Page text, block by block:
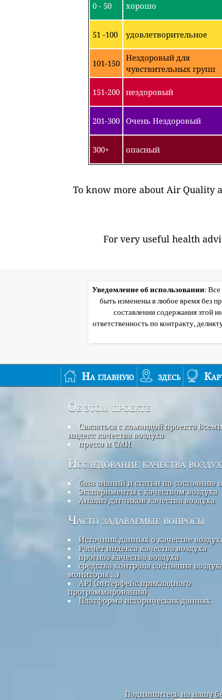
0 - 50 хорошо
51 -100 удовлетворительное
101-150
Нездоровый для
чувствительных групп
151-200 нездоровый
201-300 Очень Нездоровый
300+ опасный
To know more about Air Quality
For very useful health
Уведомление об использовании: Все
быть изменены в любое время без
составлении содержания этой
ответственность по контракту,
На главную здесь
Об этом проекте
Связаться с командой проекта
индекс качества воздуха
пресса и СМИ
Исследование качества
база знаний и статьи по состоянию
Эксперименты с качеством воздуха
Анализ датчиков качества воздуха
Часто задаваемые вопросы
Источник данных о качестве
Расчет индекса качества воздуха
прогноз качества воздуха
средства контроля состояния
мониторы ...)
API (интерфейс прикладного
программирования)
Платформа исторических данных
Подпишитесь на нашу